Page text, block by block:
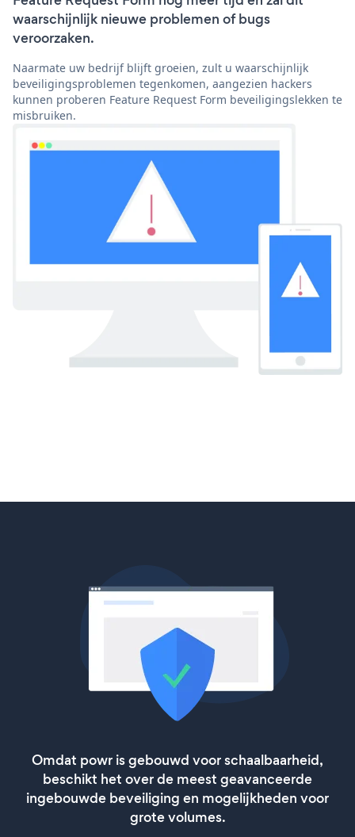
waarschijnlijk nieuwe problemen of bugs
veroorzaken.
Naarmate uw bedrijf blijft groeien, zult u waarschijnlijk
beveiligingsproblemen tegenkomen, aangezien hackers
kunnen proberen Feature Request Form beveiligingslekken te
misbruiken.
Omdat powr is gebouwd voor schaalbaarheid,
beschikt het over de meest geavanceerde
ingebouwde beveiliging en mogelijkheden voor
grote volumes.